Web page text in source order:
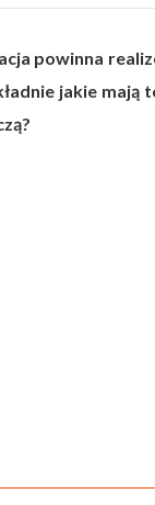
powinna
jakie mają